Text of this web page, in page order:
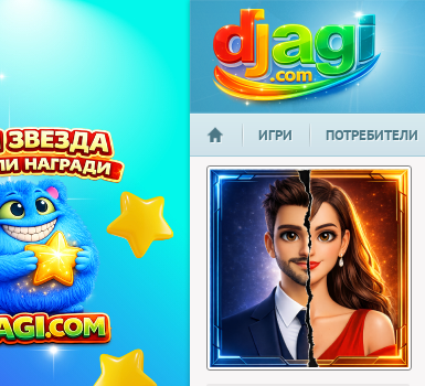
djagi.com
НАЧАЛО
ИГРИ ПОТРЕБИТЕЛИ